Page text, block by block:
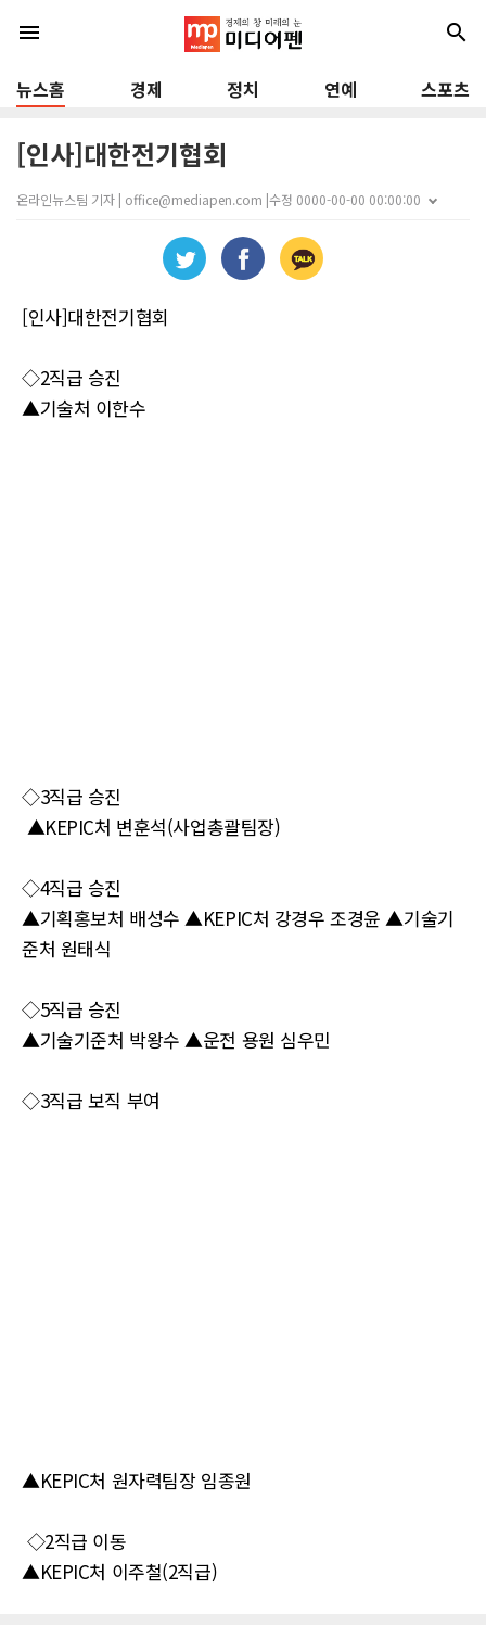
menu search
뉴스홈 경제 정치 연예 스포츠
[인사]대한전기협회
온라인뉴스팀 기자 | office@mediapen.com |수정 0000-00-00 00:00:00
[인사]대한전기협회
◇2직급 승진
▲기술처 이한수
◇3직급 승진
▲KEPIC처 변훈석(사업총괄팀장)
◇4직급 승진
▲기획홍보처 배성수 ▲KEPIC처 강경우 조경윤 ▲기술기
준처 원태식
◇5직급 승진
▲기술기준처 박왕수 ▲운전 용원 심우민
◇3직급 보직 부여
▲KEPIC처 원자력팀장 임종원
◇2직급 이동
▲KEPIC처 이주철(2직급)